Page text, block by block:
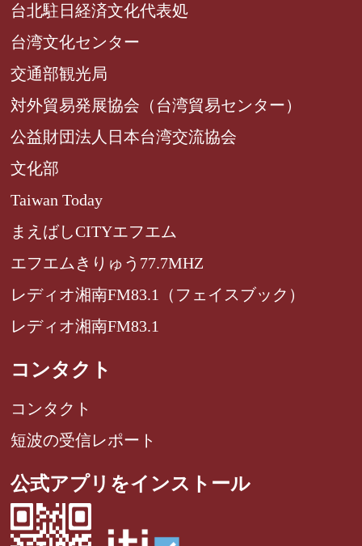
台北駐日経済文化代表処
台湾文化センター
交通部観光局
対外貿易発展協会（台湾貿易センター）
公益財団法人日本台湾交流協会
文化部
Taiwan Today
まえばしCITYエフエム
エフエムきりゅう77.7MHZ
レディオ湘南FM83.1（フェイスブック）
レディオ湘南FM83.1
コンタクト
コンタクト
短波の受信レポート
公式アプリをインストール